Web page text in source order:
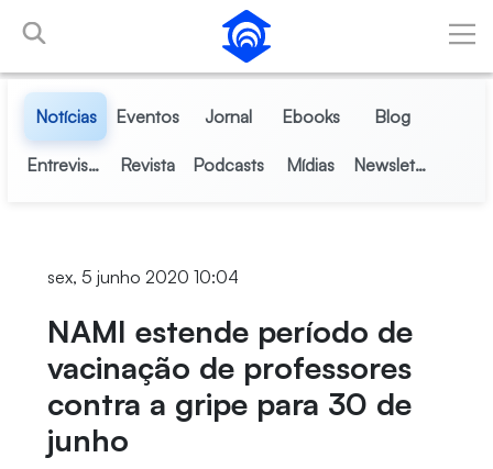
Pular para o Conteúdo principal
Notícias Eventos Jornal Ebooks Blog
Entrevistas Revista Podcasts Mídias Newsletter
sex, 5 junho 2020 10:04
NAMI estende período de
vacinação de professores
contra a gripe para 30 de
junho